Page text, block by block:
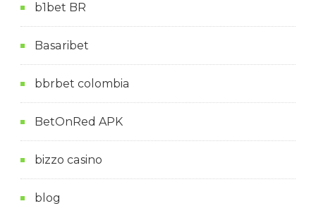
b1bet BR
Basaribet
bbrbet colombia
BetOnRed APK
bizzo casino
blog